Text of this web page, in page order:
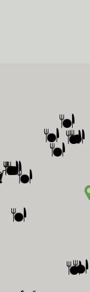
etc.
Via de
die
van
kan